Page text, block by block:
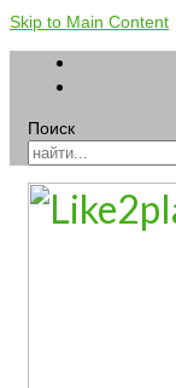
Skip to Main Content
Поиск